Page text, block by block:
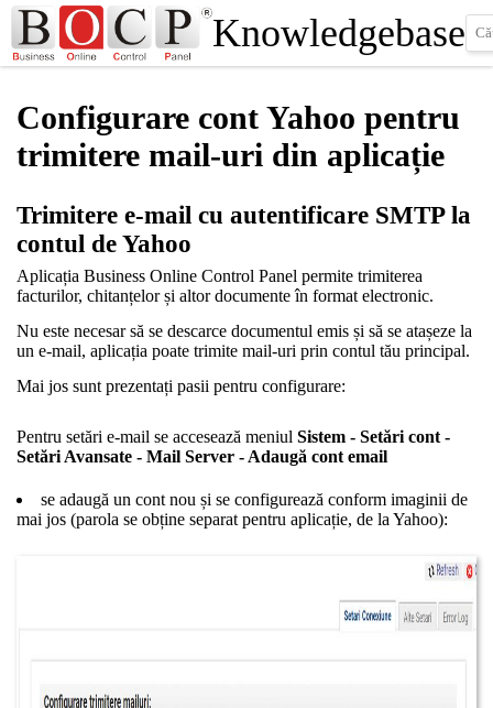
Knowledgebase
Configurare cont Yahoo pentru
trimitere mail-uri din aplicație
Trimitere e-mail cu autentificare SMTP la
contul de Yahoo
Aplicația Business Online Control Panel permite trimiterea
facturilor, chitanțelor și altor documente în format electronic.
Nu este necesar să se descarce documentul emis și să se atașeze la
un e-mail, aplicația poate trimite mail-uri prin contul tău principal.
Mai jos sunt prezentați pasii pentru configurare:
Pentru setări e-mail se accesează meniul Sistem - Setări cont -
Setări Avansate - Mail Server - Adaugă cont email
se adaugă un cont nou și se configurează conform imaginii de
mai jos (parola se obține separat pentru aplicație, de la Yahoo):